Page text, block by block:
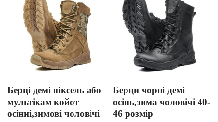
Берці демі піксель або
мультікам койот
осінні,зимові чоловічі
Берци чорні демі
осінь,зима чоловічі 40-
46 розмір